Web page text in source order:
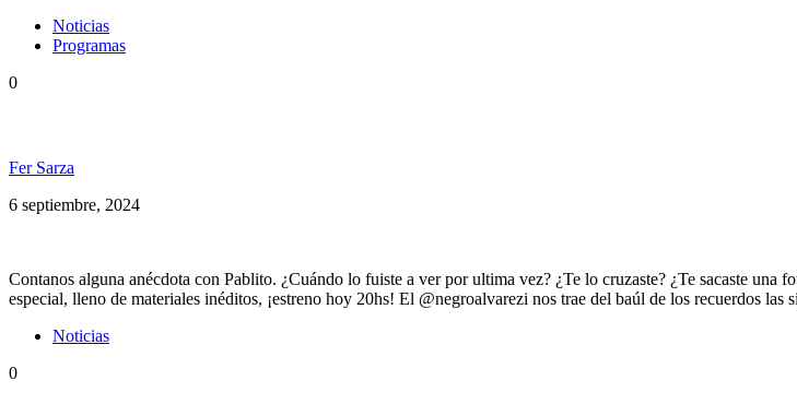
Noticias
Programas
0
Fer Sarza
6 septiembre, 2024
Contanos alguna anécdota con Pablito. ¿Cuándo lo fuiste a ver por ultima vez? ¿Te lo cruzaste? ¿Te sacaste
especial, lleno de materiales inéditos, ¡estreno hoy 20hs! El @negroalvarezi nos trae del baúl de los recuerdos
Noticias
0